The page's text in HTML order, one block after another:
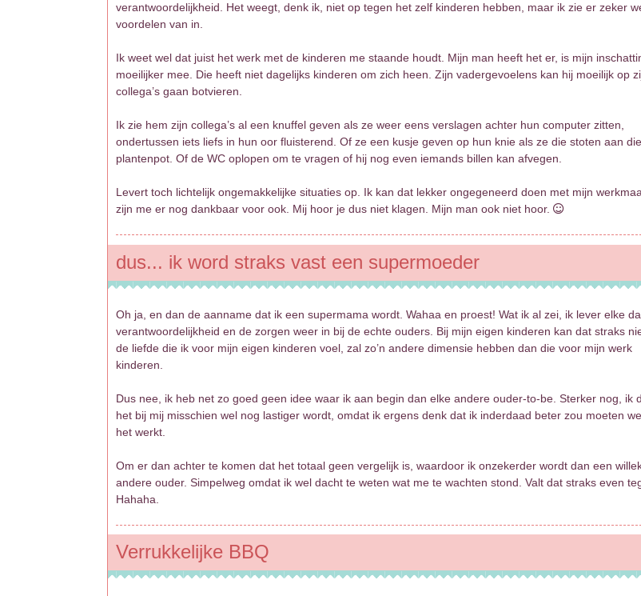
verantwoordelijkheid. Het weegt, denk ik, niet op tegen het zelf kinderen hebben, maar ik zie er zeker
voordelen van in.
Ik weet wel dat juist het werk met de kinderen me staande houdt. Mijn man heeft het er, is mijn
moeilijker mee. Die heeft niet dagelijks kinderen om zich heen. Zijn vadergevoelens kan hij moeilijk op
collega’s gaan botvieren.
Ik zie hem zijn collega’s al een knuffel geven als ze weer eens verslagen achter hun computer zitten,
ondertussen iets liefs in hun oor fluisterend. Of ze een kusje geven op hun knie als ze die stoten aan
plantenpot. Of de WC oplopen om te vragen of hij nog even iemands billen kan afvegen.
Levert toch lichtelijk ongemakkelijke situaties op. Ik kan dat lekker ongegeneerd doen met mijn
zijn me er nog dankbaar voor ook. Mij hoor je dus niet klagen. Mijn man ook niet hoor.
dus... ik word straks vast een supermoeder
Oh ja, en dan de aanname dat ik een supermama wordt. Wahaa en proest! Wat ik al zei, ik lever elke
verantwoordelijkheid en de zorgen weer in bij de echte ouders. Bij mijn eigen kinderen kan dat straks
de liefde die ik voor mijn eigen kinderen voel, zal zo’n andere dimensie hebben dan die voor mijn werk
kinderen.
Dus nee, ik heb net zo goed geen idee waar ik aan begin dan elke andere ouder-to-be. Sterker nog, ik
het bij mij misschien wel nog lastiger wordt, omdat ik ergens denk dat ik inderdaad beter zou moeten
het werkt.
Om er dan achter te komen dat het totaal geen vergelijk is, waardoor ik onzekerder wordt dan een
andere ouder. Simpelweg omdat ik wel dacht te weten wat me te wachten stond. Valt dat straks even
Hahaha.
Verrukkelijke BBQ